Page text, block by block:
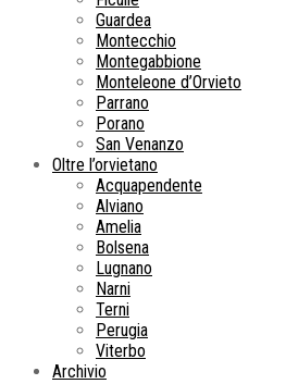
Guardea
Montecchio
Montegabbione
Monteleone d’Orvieto
Parrano
Porano
San Venanzo
Oltre l’orvietano
Acquapendente
Alviano
Amelia
Bolsena
Lugnano
Narni
Terni
Perugia
Viterbo
Archivio